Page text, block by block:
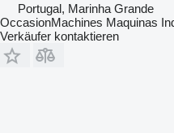
Portugal, Marinha Grande
OccasionMachines Maquinas
Verkäufer kontaktieren